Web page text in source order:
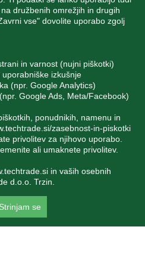
družbenih omrežjih in drugih
vse" dovolite uporabo zgolj
in varnost (nujni piškotki)
izkušnje
(npr. Google Analytics)
Google Ads, Meta/Facebook)
ponudnikih, namenu in
zasebnost-in-piskotki
privolitev za njihovo uporabo.
ali umaknete privolitev.
in vaših osebnih
d.o.o. Trzin.
Strinjam se
NAS
8, 1236 Trzin
podatke. V kolikor na naši
oziroma neustrezne
da nam to sporočite na